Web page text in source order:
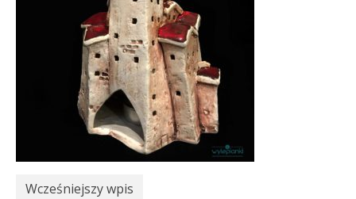
Wcześniejszy wpis